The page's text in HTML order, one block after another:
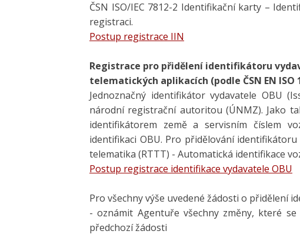
ČSN ISO/IEC 7812-2 Identifikační karty –
registraci.
Postup registrace IIN
Registrace pro přidělení identifikátoru
telematických aplikacích (podle ČSN EN ISO
Jednoznačný identifikátor vydavatele OBU
národní registrační autoritou (ÚNMZ). Jako
identifikátorem země a servisním číslem
identifikaci OBU. Pro přidělování
telematika (RTTT) - Automatická identifikace
Postup registrace identifikace vydavatele OBU
Pro všechny výše uvedené žádosti o přidělení
- oznámit Agentuře všechny změny, které
předchozí žádosti